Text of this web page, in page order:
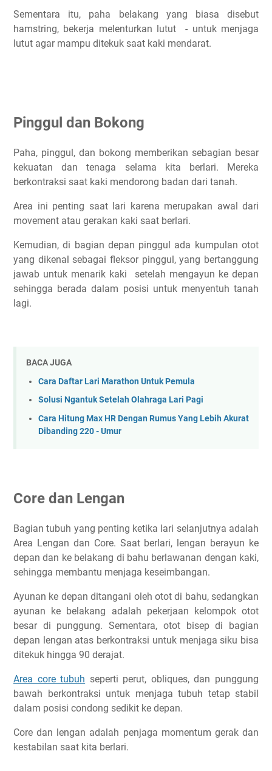
Sementara itu, paha belakang yang biasa disebut
hamstring, bekerja melenturkan lutut - untuk menjaga
lutut agar mampu ditekuk saat kaki mendarat.
Pinggul dan Bokong
Paha, pinggul, dan bokong memberikan sebagian besar
kekuatan dan tenaga selama kita berlari. Mereka
berkontraksi saat kaki mendorong badan dari tanah.
Area ini penting saat lari karena merupakan awal dari
movement atau gerakan kaki saat berlari.
Kemudian, di bagian depan pinggul ada kumpulan otot
yang dikenal sebagai fleksor pinggul, yang bertanggung
jawab untuk menarik kaki setelah mengayun ke depan
sehingga berada dalam posisi untuk menyentuh tanah
lagi.
BACA JUGA
Cara Daftar Lari Marathon Untuk Pemula
Solusi Ngantuk Setelah Olahraga Lari Pagi
Cara Hitung Max HR Dengan Rumus Yang Lebih Akurat
Dibanding 220 - Umur
Core dan Lengan
Bagian tubuh yang penting ketika lari selanjutnya adalah
Area Lengan dan Core. Saat berlari, lengan berayun ke
depan dan ke belakang di bahu berlawanan dengan kaki,
sehingga membantu menjaga keseimbangan.
Ayunan ke depan ditangani oleh otot di bahu, sedangkan
ayunan ke belakang adalah pekerjaan kelompok otot
besar di punggung. Sementara, otot bisep di bagian
depan lengan atas berkontraksi untuk menjaga siku bisa
ditekuk hingga 90 derajat.
Area core tubuh seperti perut, obliques, dan punggung
bawah berkontraksi untuk menjaga tubuh tetap stabil
dalam posisi condong sedikit ke depan.
Core dan lengan adalah penjaga momentum gerak dan
kestabilan saat kita berlari.